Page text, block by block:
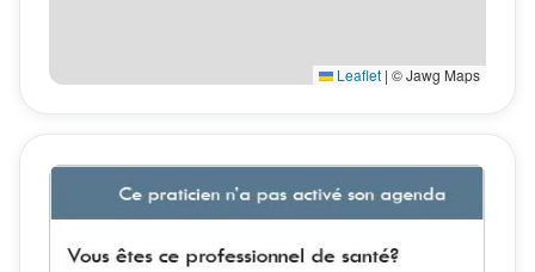
Leaflet | © Jawg Maps